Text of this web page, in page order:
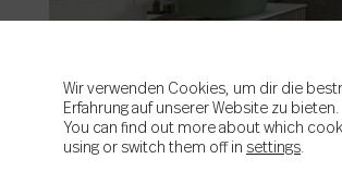
Wir verwenden Cookies, um dir die
Erfahrung auf unserer Website zu bieten.
You can find out more about which
using or switch them off in settings.